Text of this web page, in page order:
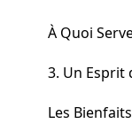
À Quoi
3. Un Esprit
Les